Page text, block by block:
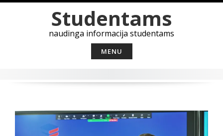
to
content
Studentams
naudinga informacija studentams
MENU